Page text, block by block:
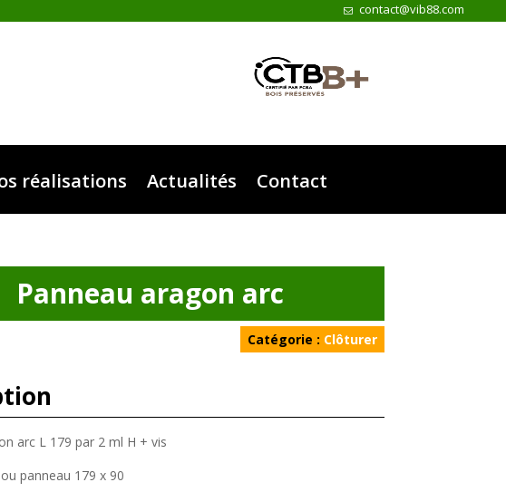
contact@vib88.com
réalisations Actualités Contact
Panneau aragon arc
Catégorie : Clôturer
arc L 179 par 2 ml H + vis
panneau 179 x 90